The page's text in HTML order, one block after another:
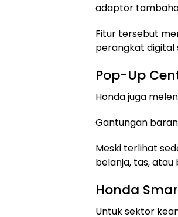
adaptor
Fitur tersebut
perangkat digital
Pop-Up
Honda juga
Gantungan
Meski terlihat
belanja, tas,
Honda
Untuk sektor